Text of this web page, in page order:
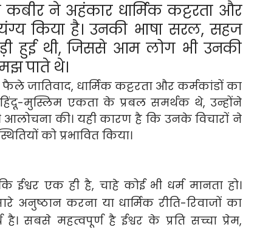
ने अहंकार धार्मिक कट्टरता और
किया है। उनकी भाषा सरल, सहज
हुई थी, जिससे आम लोग भी उनकी
पाते थे।
जातिवाद, धार्मिक कट्टरता और कर्मकांडों का
मुस्लिम एकता के प्रबल समर्थक थे, उन्होंने
आलोचना की। यही कारण है कि उनके विचारों ने
को प्रभावित किया।
ईश्वर एक ही है, चाहे कोई भी धर्म मानता हो।
अनुष्ठान करना या धार्मिक रीति-रिवाजों का
सबसे महत्वपूर्ण है ईश्वर के प्रति सच्चा प्रेम,